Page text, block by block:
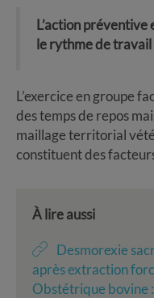
L’action
le rythme de
L’exercice en groupe
des temps de repos
maillage territorial
constituent des
À lire aussi
Desmorexie
après extraction
Obstétrique bovine :